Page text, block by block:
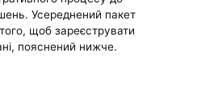
Усереднений пакет
щоб зареєструвати
пояснений нижче.